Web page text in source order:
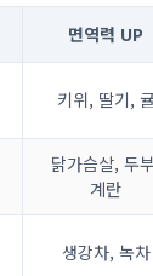
면역력 UP
키위, 딸기, 귤
닭가슴살, 두
계란
생강차, 녹차